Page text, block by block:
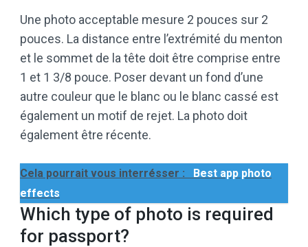
Une photo acceptable mesure 2 pouces sur 2
pouces. La distance entre l’extrémité du menton
et le sommet de la tête doit être comprise entre
1 et 1 3/8 pouce. Poser devant un fond d’une
autre couleur que le blanc ou le blanc cassé est
également un motif de rejet. La photo doit
également être récente.
Cela pourrait vous interrésser :
Best app photo
effects
Which type of photo is required
for passport?